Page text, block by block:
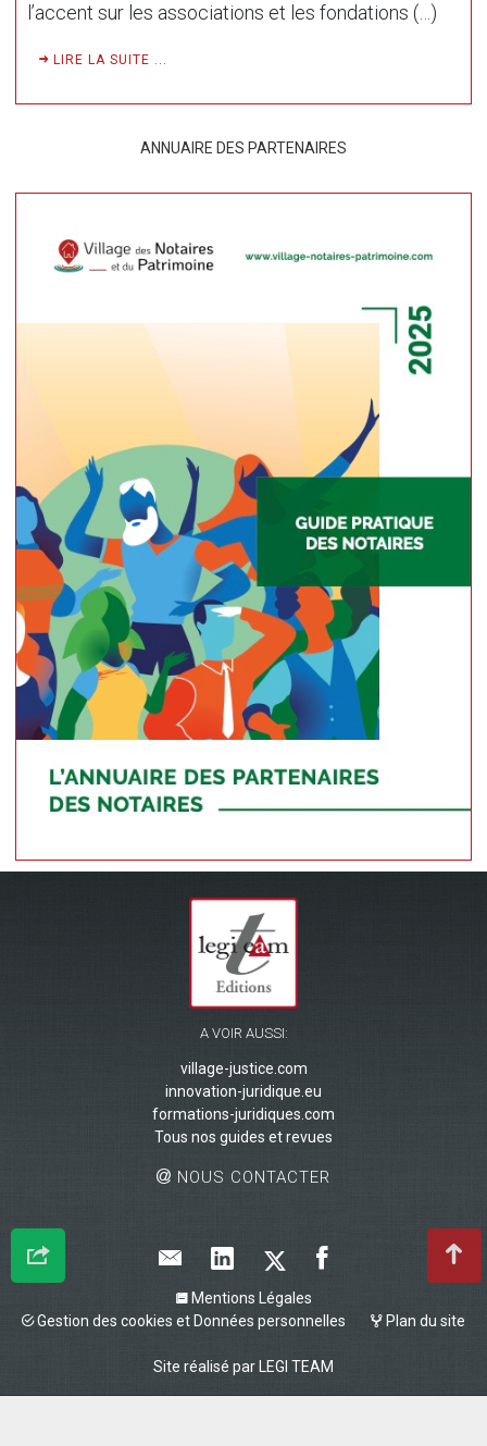
l’accent sur les associations et les fondations (…)
LIRE LA SUITE ...
ANNUAIRE DES PARTENAIRES
A VOIR AUSSI:
village-justice.com
innovation-juridique.eu
formations-juridiques.com
Tous nos guides et revues
NOUS CONTACTER
Mentions Légales
Gestion des cookies et Données personnelles
Plan du site
Site réalisé par LEGI TEAM